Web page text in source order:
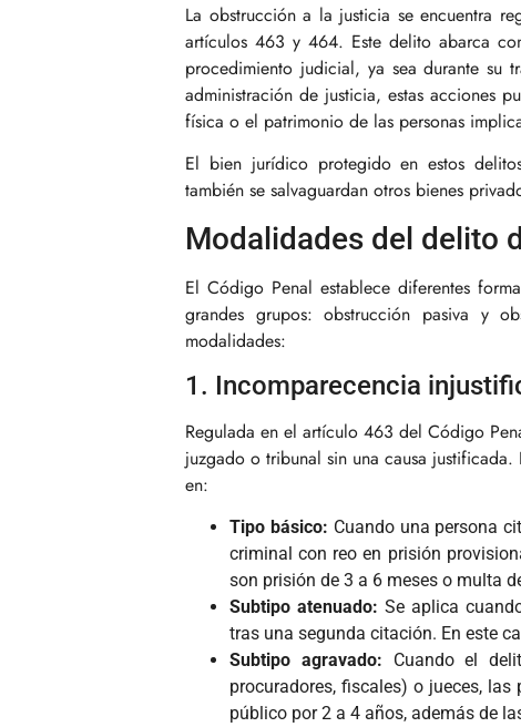
La obstrucción a la justicia se encuentra
artículos 463 y 464. Este delito abarca
procedimiento judicial, ya sea durante su
administración de justicia, estas acciones
física o el patrimonio de las personas
El bien jurídico protegido en estos
también se salvaguardan otros bienes
Modalidades del delito
El Código Penal establece diferentes
grandes grupos: obstrucción pasiva y
modalidades:
1. Incomparecencia
Regulada en el artículo 463 del Código
juzgado o tribunal sin una causa
en:
Tipo básico: Cuando una persona
criminal con reo en prisión
son prisión de 3 a 6 meses o multa
Subtipo atenuado: Se aplica
tras una segunda citación. En este
Subtipo agravado: Cuando el
procuradores, fiscales) o jueces,
público por 2 a 4 años, además de